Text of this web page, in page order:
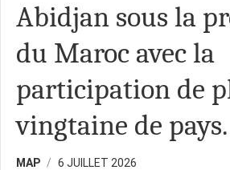
Abidjan sous la
du Maroc avec la
participation de
vingtaine de pays.
MAP 6 JUILLET 2026